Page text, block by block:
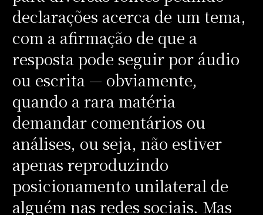
declarações acerca de um tema,
com a afirmação de que a
resposta pode seguir por áudio
ou escrita — obviamente,
quando a rara matéria
demandar comentários ou
análises, ou seja, não estiver
apenas reproduzindo
posicionamento unilateral de
alguém nas redes sociais. Mas